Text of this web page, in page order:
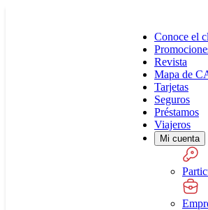
Conoce el
Revista
Mapa de
Tarjetas
Seguros
Préstamos
Viajeros
Mi cuenta